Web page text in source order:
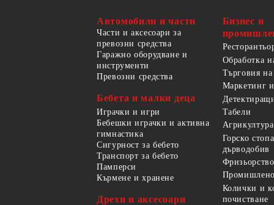
Автомобили и части
Части и аксесоари за
превозни средства
Гаражно оборудване и
инструменти
Превозни средства
Бебета и малки деца
Играчки и игри
Бебешки играчки и активна
гимнастика
Сигурност за бебето
Транспорт за бебето
Памперси
Кърмене и хранене
Дрехи и аксесоари
Бизнес и
Обработка
Търговия
Маркетинг
Табели
Агрикултура
Горско
дърводобив
Колички и
почистване